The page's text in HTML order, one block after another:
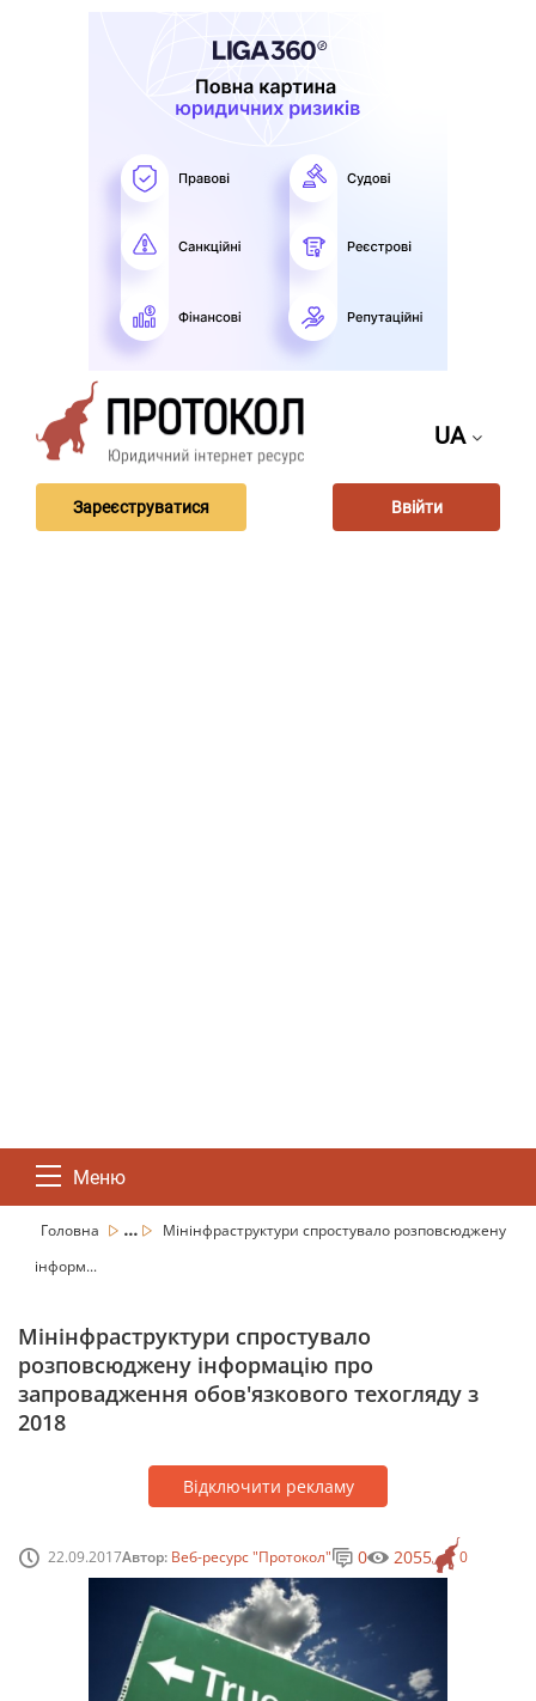
UA
Зареєструватися Ввійти
Меню
Головна ...
Мінінфраструктури спростувало розповсюджену
інформ...
Мінінфраструктури спростувало
розповсюджену інформацію про
запровадження обов'язкового техогляду з
2018
Відключити рекламу
22.09.2017Автор: Веб-ресурс "Протокол" 0
0 2055